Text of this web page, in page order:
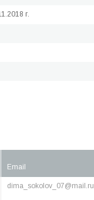
г.
Email
dima_sokolov_07@mail.ru